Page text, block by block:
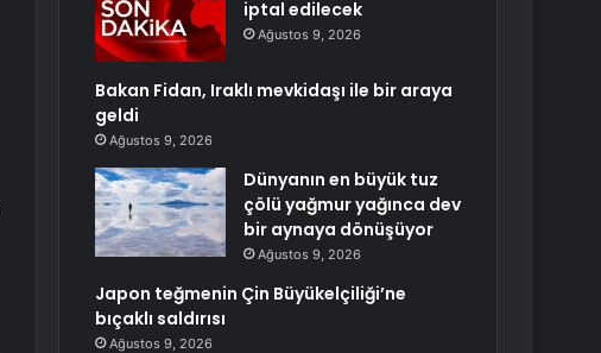
iptal edilecek
Ağustos 9, 2026
Bakan Fidan, Iraklı mevkidaşı ile bir araya
geldi
Ağustos 9, 2026
Dünyanın en büyük tuz
çölü yağmur yağınca dev
bir aynaya dönüşüyor
Ağustos 9, 2026
Japon teğmenin Çin Büyükelçiliği’ne
bıçaklı saldırısı
Ağustos 9, 2026